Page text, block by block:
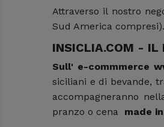
Attraverso il nostro
Sud America compresi).
INSICLIA.COM - IL
Sull' e-commmerce
siciliani e di bevande,
accompagneranno
pranzo o cena made